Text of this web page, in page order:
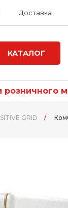
Доставка
КАТАЛОГ
GRID /